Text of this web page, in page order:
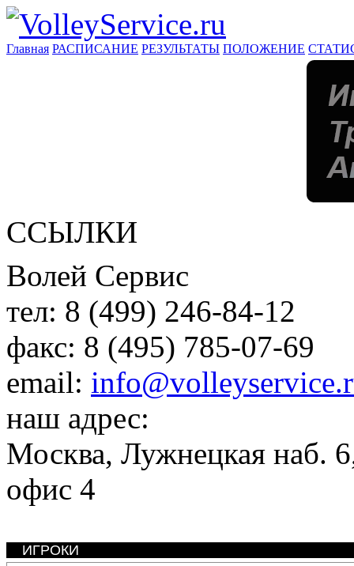
Главная РАСПИСАНИЕ РЕЗУЛЬТАТЫ ПОЛОЖЕНИЕ
ССЫЛКИ
Волей Сервис
тел: 8 (499) 246-84-12
факс: 8 (495) 785-07-69
email:
наш адрес:
Москва, Лужнецкая наб.
офис 4
ИГРОКИ